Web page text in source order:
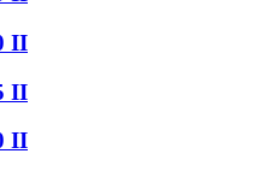
II
II
II